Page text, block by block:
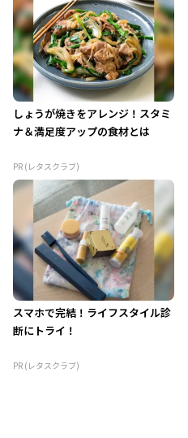
しょうが焼きをアレンジ！スタミ
ナ＆満足度アップの食材とは
PR (レタスクラブ)
スマホで完結！ライフスタイル診
断にトライ！
PR (レタスクラブ)